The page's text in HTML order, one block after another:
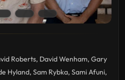
Roberts, David Wenham, Gary
Hyland, Sam Rybka, Sami Afuni,